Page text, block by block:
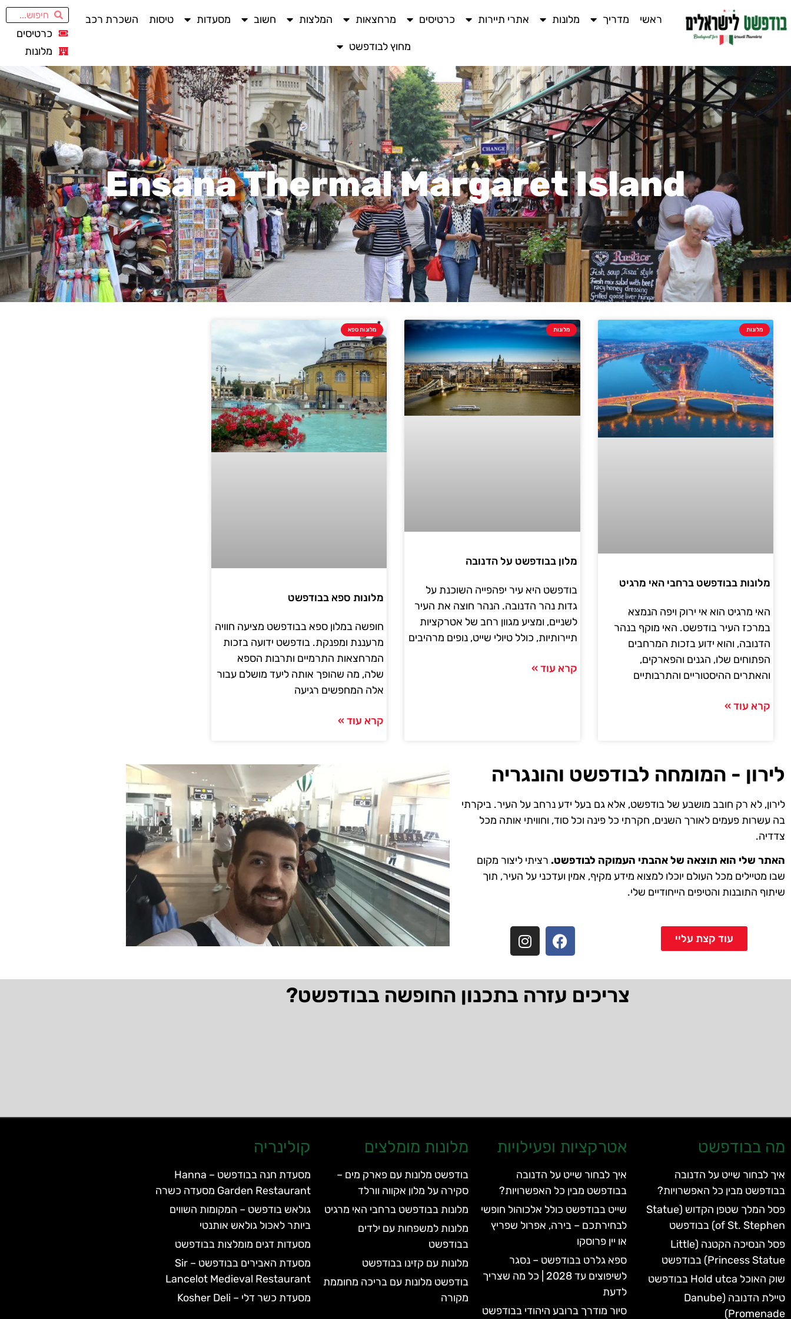
ראשי מדריך מלונות אתרי תיירות כרטיסים מרחצאות המלצות חשוב מסעדות טיסות השכרת רכב
מחוץ לבודפשט
כרטיסים
מלונות
Ensana Thermal Margaret Island
מלונות
מלונות בבודפשט ברחבי האי מרגיט
האי מרגיט הוא אי ירוק ויפה הנמצא
במרכז העיר בודפשט. האי מוקף בנהר
הדנובה, והוא ידוע בזכות המרחבים
הפתוחים שלו, הגנים והפארקים,
והאתרים ההיסטוריים והתרבותיים
קרא עוד »
מלונות
מלון בבודפשט על הדנובה
בודפשט היא עיר יפהפייה השוכנת על
גדות נהר הדנובה. הנהר חוצה את העיר
לשניים, ומציע מגוון רחב של אטרקציות
תיירותיות, כולל טיולי שייט, נופים מרהיבים
קרא עוד »
מלונות ספא
מלונות ספא בבודפשט
חופשה במלון ספא בבודפשט מציעה חוויה
מרעננת ומפנקת. בודפשט ידועה בזכות
המרחצאות התרמיים ותרבות הספא
שלה, מה שהופך אותה ליעד מושלם עבור
אלה המחפשים רגיעה
קרא עוד »
לירון - המומחה לבודפשט והונגריה
לירון, לא רק חובב מושבע של בודפשט, אלא גם בעל ידע נרחב על העיר. ביקרתי
בה עשרות פעמים לאורך השנים, חקרתי כל פינה וכל סוד, וחוויתי אותה מכל
צדדיה.
האתר שלי הוא תוצאה של אהבתי העמוקה לבודפשט. רציתי ליצור מקום
שבו מטיילים מכל העולם יוכלו למצוא מידע מקיף, אמין ועדכני על העיר, תוך
שיתוף התובנות והטיפים הייחודיים שלי.
עוד קצת עליי
צריכים עזרה בתכנון החופשה בבודפשט?
מה בבודפשט
איך לבחור שייט על הדנובה
בבודפשט מבין כל האפשרויות?
פסל המלך שטפן הקדוש (Statue
of St. Stephen) בבודפשט
פסל הנסיכה הקטנה (Little
Princess Statue) בבודפשט
שוק האוכל Hold utca בבודפשט
טיילת הדנובה (Danube
Promenade)
אטרקציות ופעילויות
איך לבחור שייט על הדנובה
בבודפשט מבין כל האפשרויות?
שייט בבודפשט כולל אלכוהול חופשי
לבחירתכם – בירה, אפרול שפריץ
או יין פרוסקו
ספא גלרט בבודפשט – נסגר
לשיפוצים עד 2028 | כל מה שצריך
לדעת
סיור מודרך ברובע היהודי בבודפשט
מלונות מומלצים
בודפשט מלונות עם פארק מים –
סקירה על מלון אקווה וורלד
מלונות בבודפשט ברחבי האי מרגיט
מלונות למשפחות עם ילדים
בבודפשט
מלונות עם קזינו בבודפשט
בודפשט מלונות עם בריכה מחוממת
מקורה
קולינריה
מסעדת חנה בבודפשט – Hanna
Garden Restaurant מסעדה כשרה
גולאש בודפשט – המקומות השווים
ביותר לאכול גולאש אותנטי
מסעדות דגים מומלצות בבודפשט
מסעדת האבירים בבודפשט – Sir
Lancelot Medieval Restaurant
מסעדת כשר דלי – Kosher Deli